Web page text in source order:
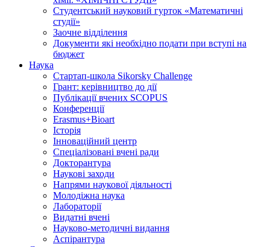
Студентський науковий гурток «Математичні
студії»
Заочне відділення
Документи які необхідно подати при вступі на
бюджет
Наука
Стартап-школа Sikorsky Challenge
Грант: керівництво до дії
Публікації вчених SCOPUS
Конференції
Erasmus+Bioart
Історія
Інноваційний центр
Спеціалізовані вчені ради
Докторантура
Наукові заходи
Напрями наукової діяльності
Молодіжна наука
Лабораторії
Видатні вчені
Науково-методичні видання
Аспірантура